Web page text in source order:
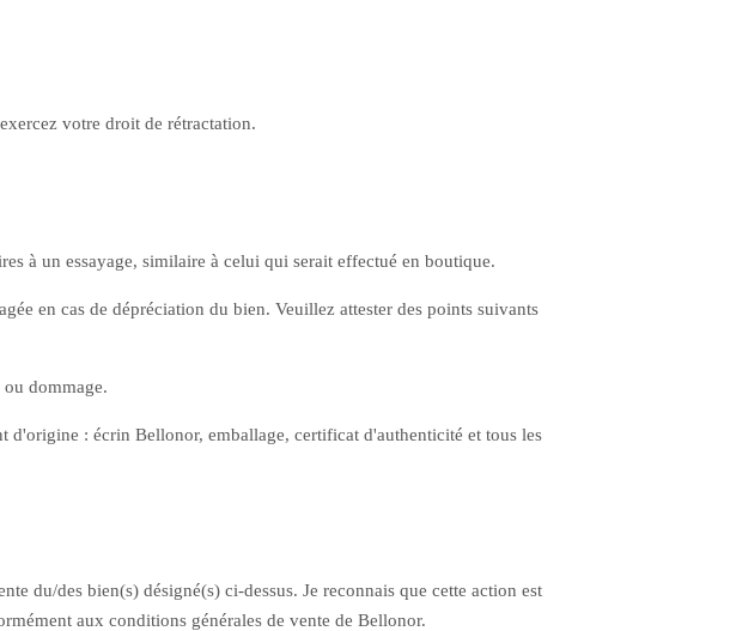
votre droit de rétractation.
à un essayage, similaire à celui qui serait effectué en boutique.
en cas de dépréciation du bien. Veuillez attester des points suivants
ou dommage.
d'origine : écrin Bellonor, emballage, certificat d'authenticité et tous les
du/des bien(s) désigné(s) ci-dessus. Je reconnais que cette action est
aux conditions générales de vente de Bellonor.